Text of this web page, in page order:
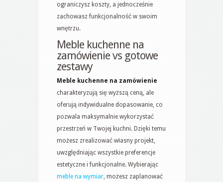
ograniczysz koszty, a jednocześnie
zachowasz funkcjonalność w swoim
wnętrzu.
Meble kuchenne na
zamówienie vs gotowe
zestawy
Meble kuchenne na zamówienie
charakteryzują się wyższą ceną, ale
oferują indywidualne dopasowanie, co
pozwala maksymalnie wykorzystać
przestrzeń w Twojej kuchni. Dzięki temu
możesz zrealizować własny projekt,
uwzględniając wszystkie preferencje
estetyczne i funkcjonalne. Wybierając
meble na wymiar, możesz zaplanować